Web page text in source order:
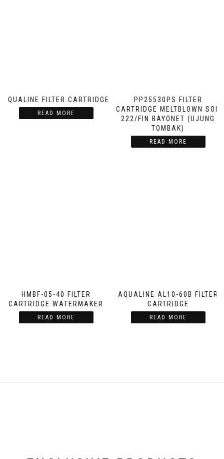
AQUALINE FILTER CARTRIDGE
READ MORE
PP25530PS FILTER
CARTRIDGE MELTBLOWN SOE
222/FIN BAYONET (UJUNG
TOMBAK)
READ MORE
HMBF-05-40 FILTER
CARTRIDGE WATERMAKER
READ MORE
AQUALINE AL10-60B FILTER
CARTRIDGE
READ MORE